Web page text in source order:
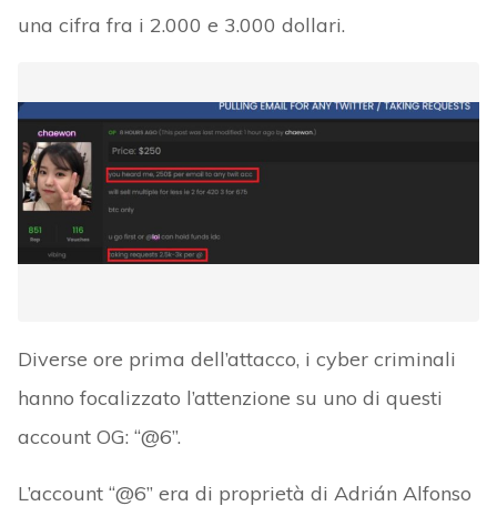
una cifra fra i 2.000 e 3.000 dollari.
Diverse ore prima dell’attacco, i cyber criminali
hanno focalizzato l’attenzione su uno di questi
account OG: “@6”.
L’account “@6” era di proprietà di Adrián Alfonso